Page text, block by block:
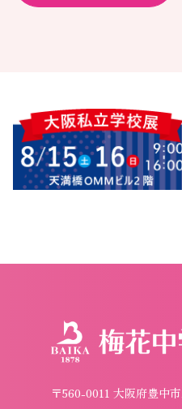
〒560-0011 大阪府豊中